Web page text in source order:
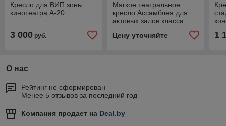
Кресло для ВИП зоны
кинотеатра А-20
3 000 руб.
Мягкое театральное
кресло Ассамблея для
актовых залов класса
Цену уточняйте
1
О нас
Рейтинг не сформирован
Менее 5 отзывов за последний год
Компания продает на Deal.by